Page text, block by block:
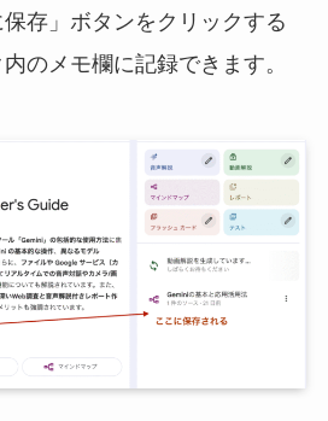
存」ボタンをクリックする
のメモ欄に記録できます。